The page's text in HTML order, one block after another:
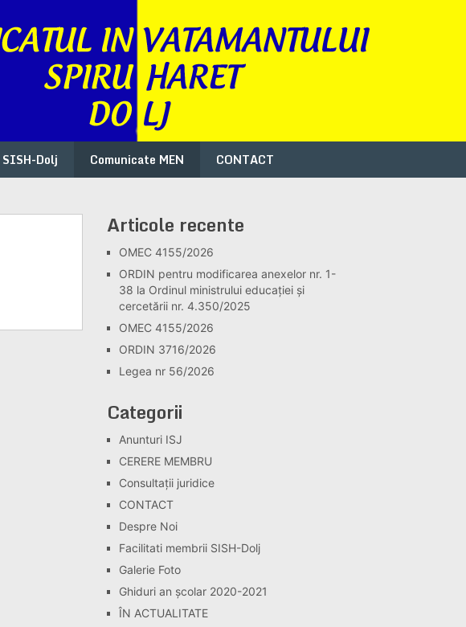
Dolj Comunicate MEN CONTACT
Articole recente
OMEC 4155/2026
ORDIN pentru modificarea anexelor nr. 1-
38 la Ordinul ministrului educației și
cercetării nr. 4.350/2025
OMEC 4155/2026
ORDIN 3716/2026
Legea nr 56/2026
Categorii
Anunturi ISJ
CERERE MEMBRU
Consultaţii juridice
CONTACT
Despre Noi
Facilitati membrii SISH-Dolj
Galerie Foto
Ghiduri an școlar 2020-2021
ÎN ACTUALITATE